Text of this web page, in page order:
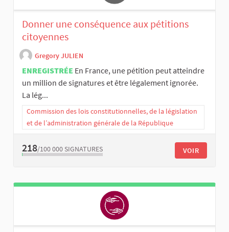
Donner une conséquence aux pétitions
citoyennes
Gregory JULIEN
ENREGISTRÉE En France, une pétition peut atteindre
un million de signatures et être légalement ignorée.
La lég...
Commission des lois constitutionnelles, de la législation
et de l’administration générale de la République
218/100 000 SIGNATURES VOIR